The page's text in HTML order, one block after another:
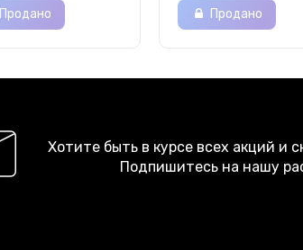
Продано Продано
Хотите быть в курсе всех акций и
Подпишитесь на нашу